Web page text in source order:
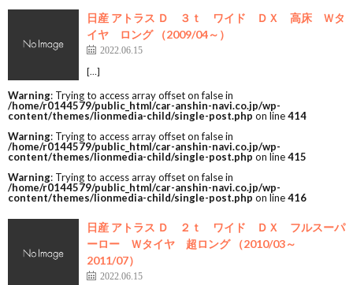
日産 アトラス Ｄ ３ｔ ワイド ＤＸ 高床 Ｗタ
イヤ ロング （2009/04～）
2022.06.15
[…]
Warning: Trying to access array offset on false in
/home/r0144579/public_html/car-anshin-navi.co.jp/wp-
content/themes/lionmedia-child/single-post.php on line414
Warning: Trying to access array offset on false in
/home/r0144579/public_html/car-anshin-navi.co.jp/wp-
content/themes/lionmedia-child/single-post.php on line415
Warning: Trying to access array offset on false in
/home/r0144579/public_html/car-anshin-navi.co.jp/wp-
content/themes/lionmedia-child/single-post.php on line416
日産 アトラス Ｄ ２ｔ ワイド ＤＸ フルスーパ
ーロー Ｗタイヤ 超ロング （2010/03～
2011/07）
2022.06.15